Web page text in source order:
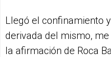
Llegó el confinamiento
derivada del mismo,
la afirmación de Roca